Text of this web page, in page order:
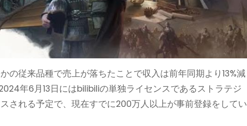
の従来品種で売上が落ちたことで収入は前年同期より13%減
年6月13日にはbilibiliの単独ライセンスであるストラテジ
される予定で、現在すでに200万人以上が事前登録をしてい